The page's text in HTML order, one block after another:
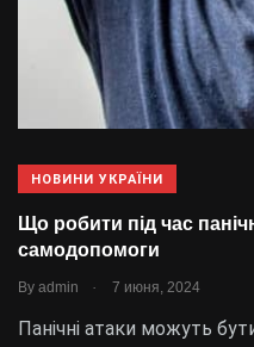
НОВИНИ УКРАЇНИ
Що робити під час
самодопомоги
By admin . 7 июня, 2024
Панічні атаки можуть